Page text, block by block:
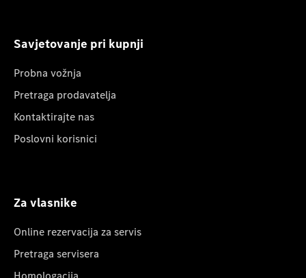
Savjetovanje pri kupnji
Probna vožnja
Pretraga prodavatelja
Kontaktirajte nas
Poslovni korisnici
Za vlasnike
Online rezervacija za servis
Pretraga servisera